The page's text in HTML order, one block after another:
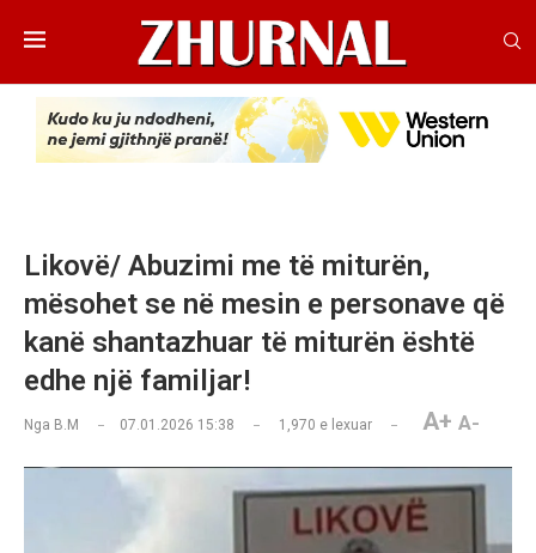
Likovë/ Abuzimi me të miturën,
mësohet se në mesin e personave që
kanë shantazhuar të miturën është
edhe një familjar!
Nga B.M 07.01.2026 15:38 1,970 e lexuar A+ A-